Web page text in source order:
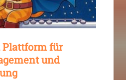
für
und